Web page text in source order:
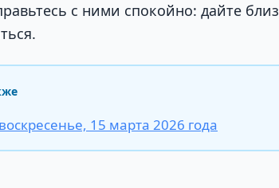
с ними спокойно: дайте
15 марта 2026 года